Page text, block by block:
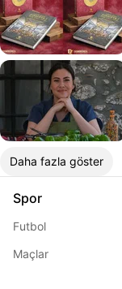
Daha fazla göster
Spor
Futbol
Maçlar